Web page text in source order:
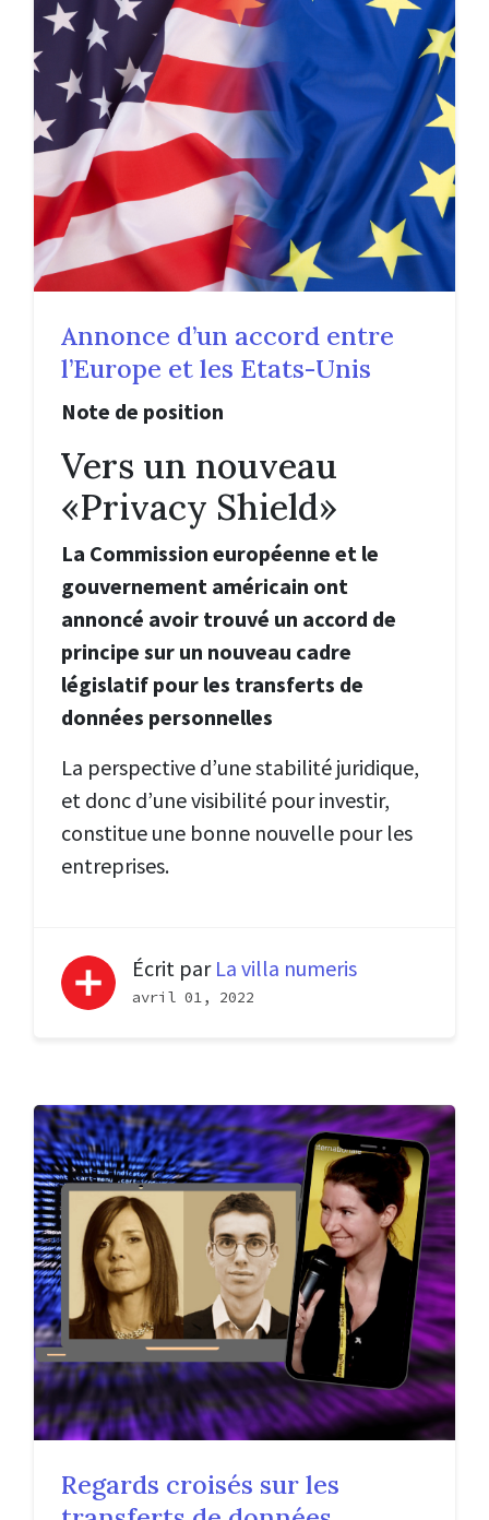
Annonce d’un accord entre
l’Europe et les Etats-Unis
Note de position
Vers un nouveau
«Privacy Shield»
La Commission européenne et le
gouvernement américain ont
annoncé avoir trouvé un accord de
principe sur un nouveau cadre
législatif pour les transferts de
données personnelles
La perspective d’une stabilité juridique,
et donc d’une visibilité pour investir,
constitue une bonne nouvelle pour les
entreprises.
Écrit par La villa numeris
avril 01, 2022
Regards croisés sur les